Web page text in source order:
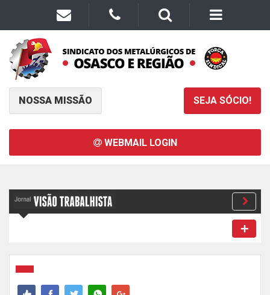
NOSSA MISSÃO SEJA SÓCIO!
WEBMAIL LOGIN